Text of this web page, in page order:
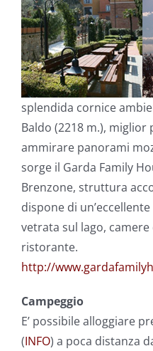
splendida cornice
Baldo (2218 m.),
ammirare panorami
sorge il Garda Family
Brenzone, struttura
dispone di
vetrata sul lago,
ristorante.
http://
Campeggio
E’ possibile alloggiare
(INFO) a poca distanza